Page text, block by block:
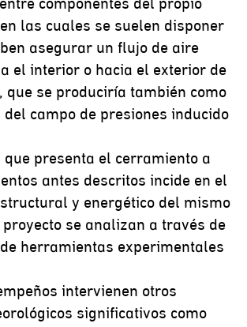
componentes del propio
las cuales se suelen disponer
asegurar un flujo de aire
el interior o hacia el exterior de
que se produciría también como
del campo de presiones inducido
que presenta el cerramiento a
antes descritos incide en el
y energético del mismo
proyecto se analizan a través de
herramientas experimentales
intervienen otros
significativos como